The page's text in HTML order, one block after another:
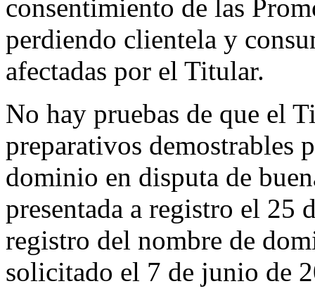
consentimiento de las
perdiendo clientela y
afectadas por el Titular.
No hay pruebas de que el
preparativos demostrables
dominio en disputa de
presentada a registro el 25
registro del nombre de
solicitado el 7 de junio de